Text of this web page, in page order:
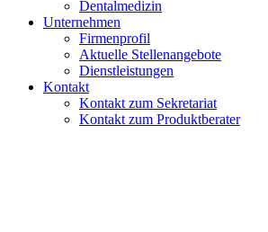
Dentalmedizin
Unternehmen
Firmenprofil
Aktuelle Stellenangebote
Dienstleistungen
Kontakt
Kontakt zum Sekretariat
Kontakt zum Produktberater